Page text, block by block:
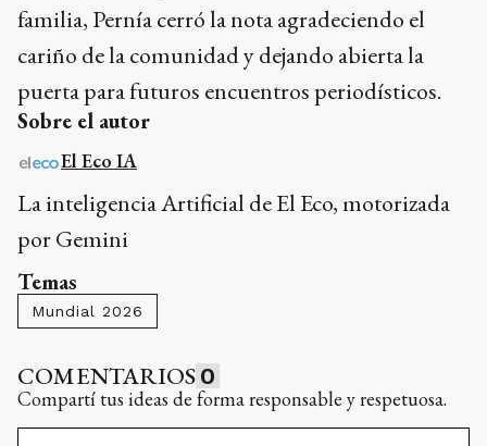
familia, Pernía cerró la nota agradeciendo el
cariño de la comunidad y dejando abierta la
puerta para futuros encuentros periodísticos.
Sobre el autor
El Eco IA
La inteligencia Artificial de El Eco, motorizada
por Gemini
Temas
Mundial 2026
COMENTARIOS 0
Compartí tus ideas de forma responsable y respetuosa.